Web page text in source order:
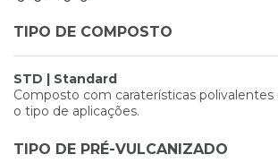
TIPO DE COMPOSTO
STD | Standard
Composto com caraterísticas polivalentes
o tipo de aplicações.
TIPO DE PRÉ-VULCANIZADO